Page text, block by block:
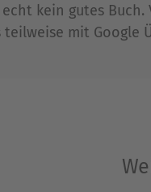
kein gutes
teilweise mit